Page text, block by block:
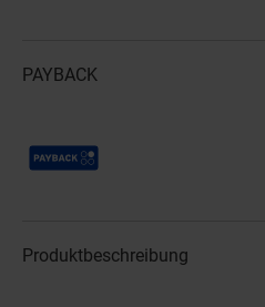
PAYBACK
Payback Punkte
Produktbeschreibung